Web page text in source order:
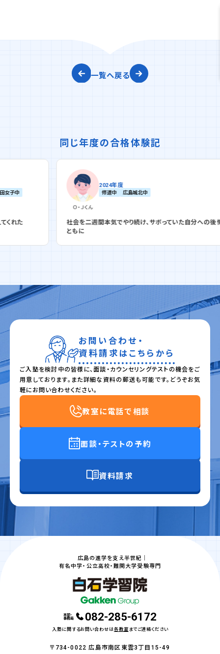
一覧へ戻る
同じ年度の合格体験記
2024年度
修道中 広島城北中
社会を二週間本気でやり続け、サボっていた自分への後悔と
お問い合わせ・
資料請求はこちらから
ご入塾を検討中の皆様に、面談・カウンセリングテストの機会をご
用意しております。また詳細な資料の郵送も可能です。どうぞお気
軽にお問い合わせください。
教室に電話で相談
面談・テストの予約
資料請求
広島の進学を支え半世紀｜
有名中学・公立高校・難関大学受験専門
本部・
事務局 082-285-6172
入塾に関するお問い合わせは各教室 までご連絡ください
〒734-0022 広島市南区東雲3丁目15-49